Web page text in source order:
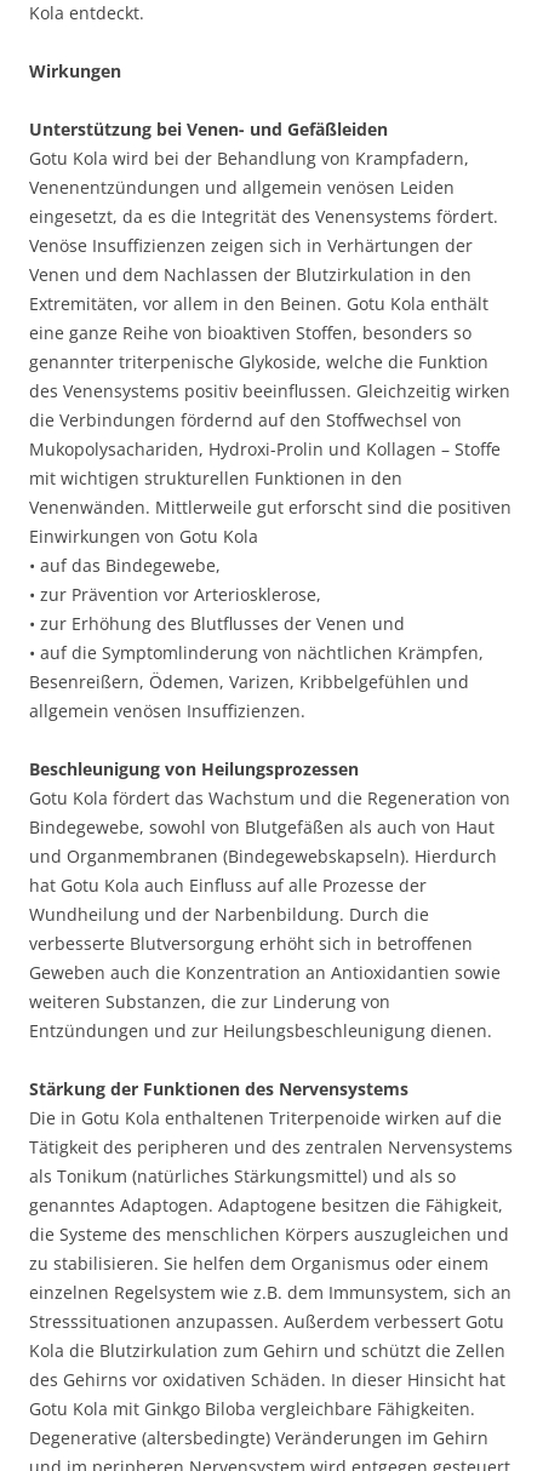
Kola entdeckt.
Wirkungen
Unterstützung bei Venen- und Gefäßleiden
Gotu Kola wird bei der Behandlung von Krampfadern,
Venenentzündungen und allgemein venösen Leiden
eingesetzt, da es die Integrität des Venensystems fördert.
Venöse Insuffizienzen zeigen sich in Verhärtungen der
Venen und dem Nachlassen der Blutzirkulation in den
Extremitäten, vor allem in den Beinen. Gotu Kola enthält
eine ganze Reihe von bioaktiven Stoffen, besonders so
genannter triterpenische Glykoside, welche die Funktion
des Venensystems positiv beeinflussen. Gleichzeitig wirken
die Verbindungen fördernd auf den Stoffwechsel von
Mukopolysachariden, Hydroxi-Prolin und Kollagen – Stoffe
mit wichtigen strukturellen Funktionen in den
Venenwänden. Mittlerweile gut erforscht sind die positiven
Einwirkungen von Gotu Kola
• auf das Bindegewebe,
• zur Prävention vor Arteriosklerose,
• zur Erhöhung des Blutflusses der Venen und
• auf die Symptomlinderung von nächtlichen Krämpfen,
Besenreißern, Ödemen, Varizen, Kribbelgefühlen und
allgemein venösen Insuffizienzen.
Beschleunigung von Heilungsprozessen
Gotu Kola fördert das Wachstum und die Regeneration von
Bindegewebe, sowohl von Blutgefäßen als auch von Haut
und Organmembranen (Bindegewebskapseln). Hierdurch
hat Gotu Kola auch Einfluss auf alle Prozesse der
Wundheilung und der Narbenbildung. Durch die
verbesserte Blutversorgung erhöht sich in betroffenen
Geweben auch die Konzentration an Antioxidantien sowie
weiteren Substanzen, die zur Linderung von
Entzündungen und zur Heilungsbeschleunigung dienen.
Stärkung der Funktionen des Nervensystems
Die in Gotu Kola enthaltenen Triterpenoide wirken auf die
Tätigkeit des peripheren und des zentralen Nervensystems
als Tonikum (natürliches Stärkungsmittel) und als so
genanntes Adaptogen. Adaptogene besitzen die Fähigkeit,
die Systeme des menschlichen Körpers auszugleichen und
zu stabilisieren. Sie helfen dem Organismus oder einem
einzelnen Regelsystem wie z.B. dem Immunsystem, sich an
Stresssituationen anzupassen. Außerdem verbessert Gotu
Kola die Blutzirkulation zum Gehirn und schützt die Zellen
des Gehirns vor oxidativen Schäden. In dieser Hinsicht hat
Gotu Kola mit Ginkgo Biloba vergleichbare Fähigkeiten.
Degenerative (altersbedingte) Veränderungen im Gehirn